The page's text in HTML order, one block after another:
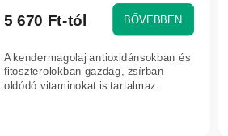
átlagos
5-
ből
5,0
5 670 Ft-tól BŐVEBBEN
A kendermagolaj antioxidánsokban és
fitoszterolokban gazdag, zsírban
oldódó vitaminokat is tartalmaz.